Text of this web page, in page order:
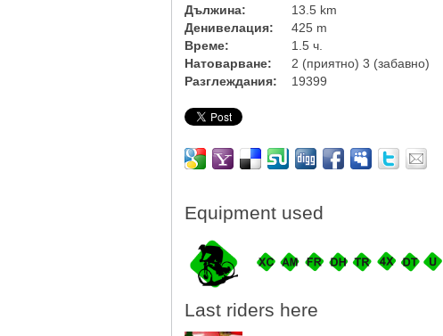
Дължина:
13.5 km
Денивелация:
425 m
Време:
1.5 ч.
Натоварване:
2 (приятно) 3 (забавно)
Разглеждания:
19399
Equipment used
Last riders here